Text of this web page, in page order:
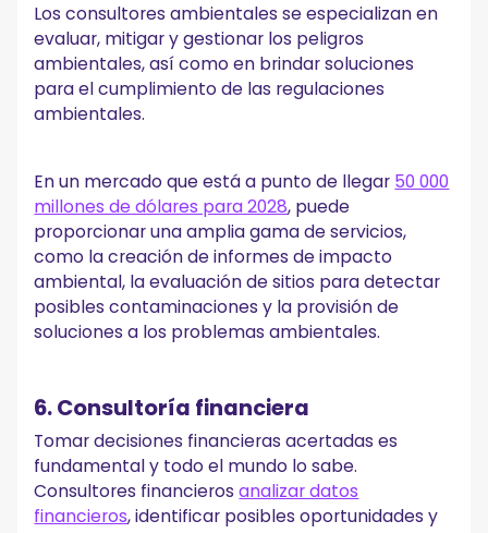
Los consultores ambientales se especializan en
evaluar, mitigar y gestionar los peligros
ambientales, así como en brindar soluciones
para el cumplimiento de las regulaciones
ambientales.
En un mercado que está a punto de llegar 50 000
millones de dólares para 2028, puede
proporcionar una amplia gama de servicios,
como la creación de informes de impacto
ambiental, la evaluación de sitios para detectar
posibles contaminaciones y la provisión de
soluciones a los problemas ambientales.
6. Consultoría financiera
Tomar decisiones financieras acertadas es
fundamental y todo el mundo lo sabe.
Consultores financierosanalizar datos
financieros, identificar posibles oportunidades y